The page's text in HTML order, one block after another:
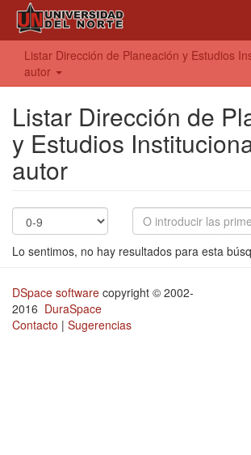
Listar Dirección de Planeación y Estudios
autor
Listar Dirección de
y Estudios
autor
Lo sentimos, no hay resultados para esta
DSpace software copyright © 2002-
2016 DuraSpace
Contacto | Sugerencias